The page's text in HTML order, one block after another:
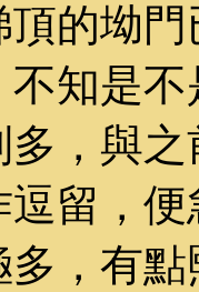
的坳
知是
，與
留，
多，有